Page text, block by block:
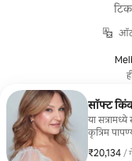
सॉफ्ट
या
कृत्रिम
₹20,134 /
₹20,134
,